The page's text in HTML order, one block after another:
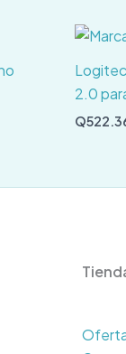
2.0
Q